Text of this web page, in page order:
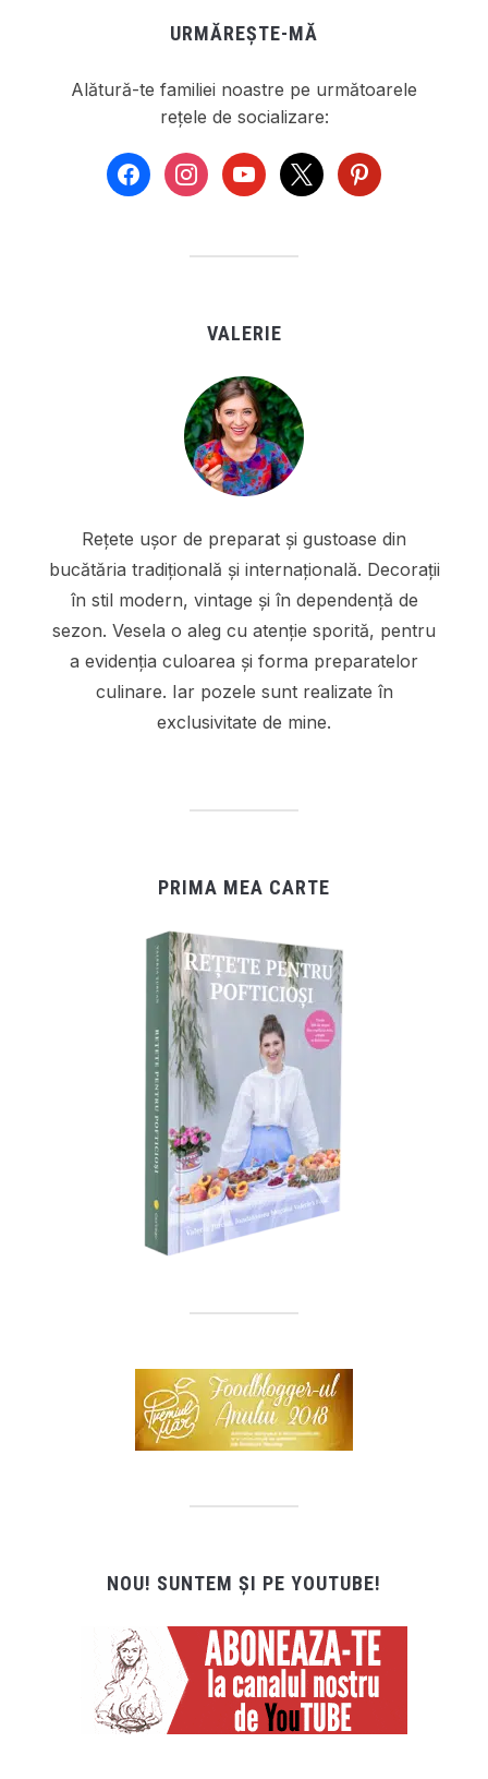
URMĂREȘTE-MĂ
Alătură-te familiei noastre pe următoarele
rețele de socializare:
facebookinstagramyoutube
x pinterest
VALERIE
Rețete ușor de preparat și gustoase din
bucătăria tradițională și internațională. Decorații
în stil modern, vintage și în dependență de
sezon. Vesela o aleg cu atenție sporită, pentru
a evidenția culoarea și forma preparatelor
culinare. Iar pozele sunt realizate în
exclusivitate de mine.
PRIMA MEA CARTE
NOU! SUNTEM ȘI PE YOUTUBE!